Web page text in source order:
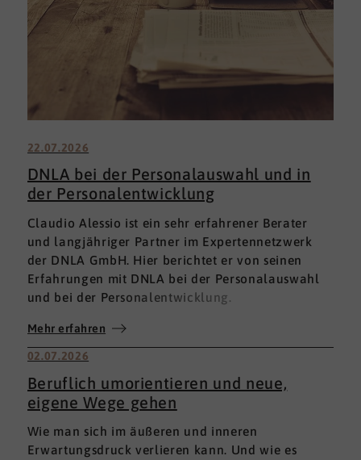
22.07.2026
DNLA bei der Personalauswahl und in
der Personalentwicklung
Claudio Alessio ist ein sehr erfahrener Berater
und langjähriger Partner im Expertennetzwerk
der DNLA GmbH. Hier berichtet er von seinen
Erfahrungen mit DNLA bei der Personalauswahl
und bei der Personalentwicklung.
Mehr erfahren
02.07.2026
Beruflich umorientieren und neue,
eigene Wege gehen
Wie man sich im äußeren und inneren
Erwartungsdruck verlieren kann. Und wie es